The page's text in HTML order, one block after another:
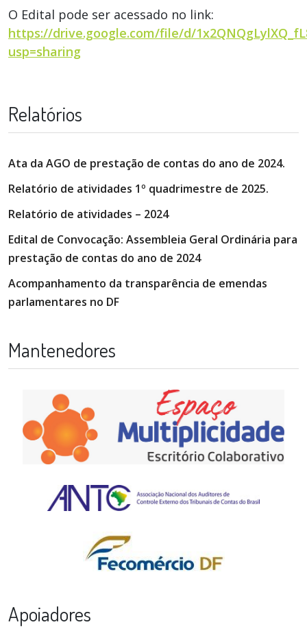
O Edital pode ser acessado no link:
https://drive.google.com/file/d/
usp=sharing
Relatórios
Ata da AGO de prestação de contas do ano de 2024.
Relatório de atividades 1º quadrimestre de 2025.
Relatório de atividades – 2024
Edital de Convocação: Assembleia Geral Ordinária para
prestação de contas do ano de 2024
Acompanhamento da transparência de emendas
parlamentares no DF
Mantenedores
Apoiadores